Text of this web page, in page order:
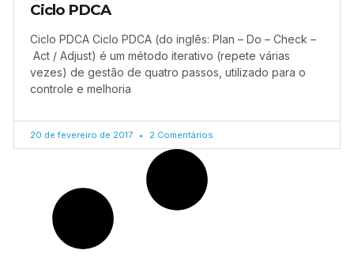
Ciclo PDCA
Ciclo PDCA Ciclo PDCA (do inglês: Plan – Do – Check –
Act / Adjust) é um método iterativo (repete várias
vezes) de gestão de quatro passos, utilizado para o
controle e melhoria
20 de fevereiro de 2017 2 Comentários